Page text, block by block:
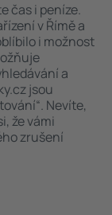
čas i peníze.
v Římě a
i možnost
a
jsou
Nevíte,
že vámi
zrušení